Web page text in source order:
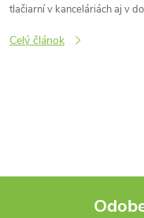
tlačiarní v kanceláriách aj v
Celý článok